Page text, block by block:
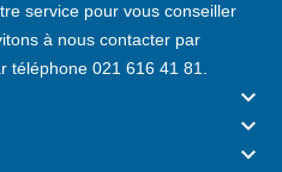
service pour vous conseiller
à nous contacter par
téléphone 021 616 41 81
keyboard_arrow_down
keyboard_arrow_down
keyboard_arrow_down